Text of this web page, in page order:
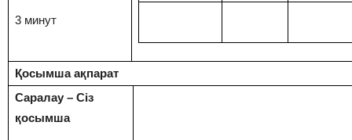
3 минут
Қосымша ақпарат
Саралау – Сіз
қосымша